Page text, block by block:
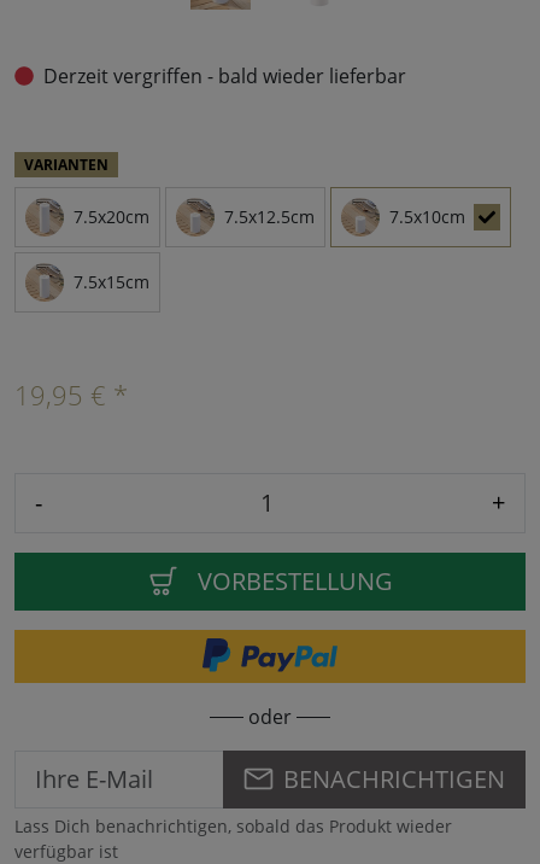
Derzeit vergriffen - bald wieder lieferbar
VARIANTEN
7.5x20cm 7.5x12.5cm 7.5x10cm
7.5x15cm
19,95 € *
- +
VORBESTELLUNG
oder
BENACHRICHTIGEN
Lass Dich benachrichtigen, sobald das Produkt wieder
verfügbar ist